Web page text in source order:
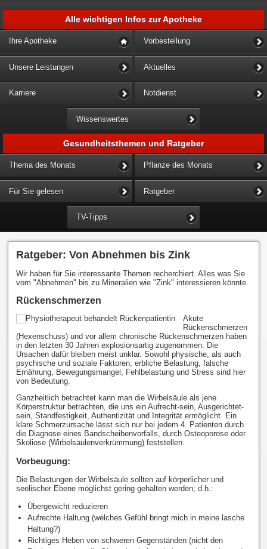
Alle wichtigen Infos zur Apotheke
Ihre Apotheke Vorbestellung
Unsere Leistungen Aktuelles
Karriere Notdienst
Wissenswertes
Gesundheitsthemen und Ratgeber
Thema des Monats Pflanze des Monats
Für Sie gelesen Ratgeber
TV-Tipps
Ratgeber: Von Abnehmen bis Zink
Wir haben für Sie interessante Themen recherchiert. Alles was Sie
vom "Abnehmen" bis zu Mineralien wie "Zink" interessieren könnte.
Rückenschmerzen
Akute
Rückenschmerzen
(Hexenschuss) und vor allem chronische Rückenschmerzen haben
in den letzten 30 Jahren explosionsartig zugenommen. Die
Ursachen dafür bleiben meist unklar. Sowohl physische, als auch
psychische und soziale Faktoren, erbliche Belastung, falsche
Ernährung, Bewegungsmangel, Fehlbelastung und Stress sind hier
von Bedeutung.
Ganzheitlich betrachtet kann man die Wirbelsäule als jene
Körperstruktur betrachten, die uns ein Aufrecht-sein, Ausgerichtet-
sein, Standfestigkeit, Authentizität und Integrität ermöglicht. Ein
klare Schmerzursache lässt sich nur bei jedem 4. Patienten durch
die Diagnose eines Bandscheibenvorfalls, durch Osteoporose oder
Skoliose (Wirbelsäulenverkrümmung) feststellen.
Vorbeugung:
Die Belastungen der Wirbelsäule sollten auf körperlicher und
seelischer Ebene möglichst gering gehalten werden; d.h.:
Übergewicht reduzieren
Aufrechte Haltung (welches Gefühl bringt mich in meine lasche
Haltung?)
Richtiges Heben von schweren Gegenständen (nicht den